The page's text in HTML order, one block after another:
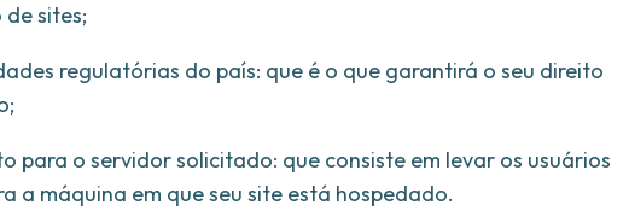
sites;
regulatórias do país: que é o que garantirá o seu direito
para o servidor solicitado: que consiste em levar os usuários
a máquina em que seu site está hospedado.